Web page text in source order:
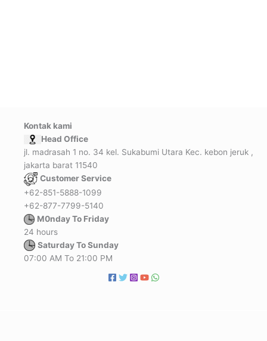
Kontak kami
Head Office
jl. madrasah 1 no. 34 kel. Sukabumi Utara Kec. kebon jeruk ,
jakarta barat 11540
Customer Service
+62-851-5888-1099
+62-877-7799-5140
M0nday To Friday
24 hours
Saturday To Sunday
07:00 AM To 21:00 PM